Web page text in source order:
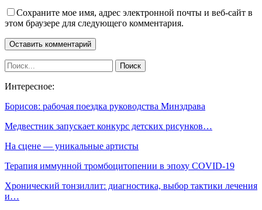
Сохраните мое имя, адрес электронной почты и веб-сайт в
этом браузере для следующего комментария.
Интересное:
Борисов: рабочая поездка руководства Минздрава
Медвестник запускает конкурс детских рисунков…
На сцене — уникальные артисты
Терапия иммунной тромбоцитопении в эпоху COVID-19
Хронический тонзиллит: диагностика, выбор тактики лечения
и…